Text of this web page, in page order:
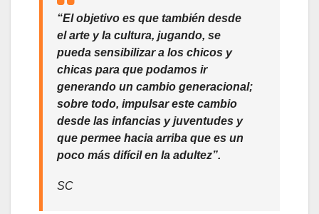
“El objetivo es que también desde
el arte y la cultura, jugando, se
pueda sensibilizar a los chicos y
chicas para que podamos ir
generando un cambio generacional;
sobre todo, impulsar este cambio
desde las infancias y juventudes y
que permee hacia arriba que es un
poco más difícil en la adultez”.
SC